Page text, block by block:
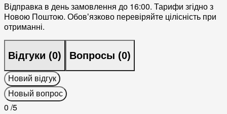
Відправка в день замовлення до 16:00. Тарифи згідно з
Новою Поштою. Обовʼязково перевіряйте цілісність при
отриманні.
Відгуки (0) Вопросы (0)
Новий відгук
Новый вопрос
0 /5